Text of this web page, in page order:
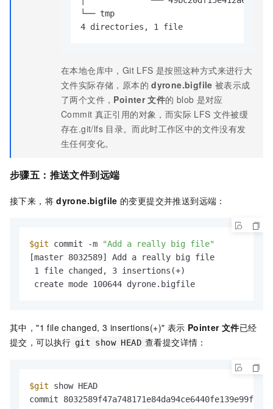
└── tmp
4 directories, 1 file
在本地仓库中，Git LFS 是按照这种方式来进行大
文件实际存储，原本的 dyrone.bigfile 被表示成
了两个文件， Pointer 文件的 blob 是对应
Commit 真正引用的对象，而实际 LFS 文件被缓
存在.git/lfs 目录。而此时工作区中的文件没有发
生任何变化。
步骤五：推送文件到远端
接下来，将 dyrone.bigfile 的变更提交并推送到远端：
$git commit -m
"Add a really big file"
[master 8032589] Add a really big file
1 file changed, 3 insertions(+)
create mode 100644 dyrone.bigfile
其中，"1 file changed, 3 insertions(+)" 表示 Pointer 文件已经
提交，可以执行 git show HEAD 查看提交详情：
$git show HEAD
commit 8032589f47a748171e84da94ce6440fe139e99f9